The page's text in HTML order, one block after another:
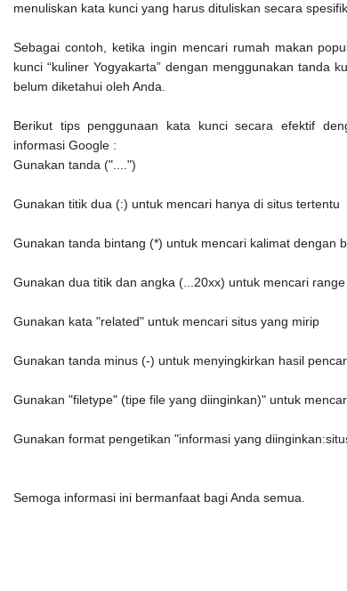
menuliskan kata kunci yang harus dituliskan secara spesifik.
Sebagai contoh, ketika ingin mencari rumah makan
kunci “kuliner Yogyakarta” dengan menggunakan tanda
belum diketahui oleh Anda.
Berikut tips penggunaan kata kunci secara efektif
informasi Google :
Gunakan tanda ("....")
Gunakan titik dua (:) untuk mencari hanya di situs tertentu
Gunakan tanda bintang (*) untuk mencari kalimat dengan
Gunakan dua titik dan angka (...20xx) untuk mencari
Gunakan kata "related" untuk mencari situs yang mirip
Gunakan tanda minus (-) untuk menyingkirkan hasil
Gunakan "filetype" (tipe file yang diinginkan)" untuk
Gunakan format pengetikan "informasi yang
Semoga informasi ini bermanfaat bagi Anda semua.